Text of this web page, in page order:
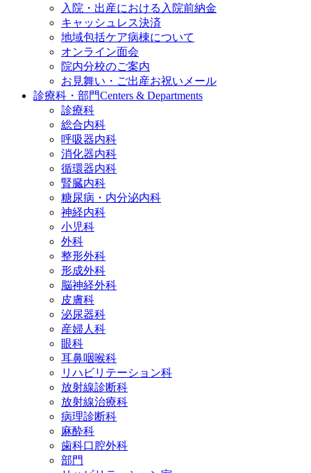
入院・出産における入院前納金
キャッシュレス決済
地域包括ケア病棟について
オンライン面会
院内分校のご案内
お見舞い・ご出産お祝いメール
診療科・部門Centers & Departments
診療科
総合内科
呼吸器内科
消化器内科
循環器内科
腎臓内科
糖尿病・内分泌内科
神経内科
小児科
外科
整形外科
形成外科
脳神経外科
皮膚科
泌尿器科
産婦人科
眼科
耳鼻咽喉科
リハビリテーション科
放射線診断科
放射線治療科
病理診断科
麻酔科
歯科口腔外科
部門